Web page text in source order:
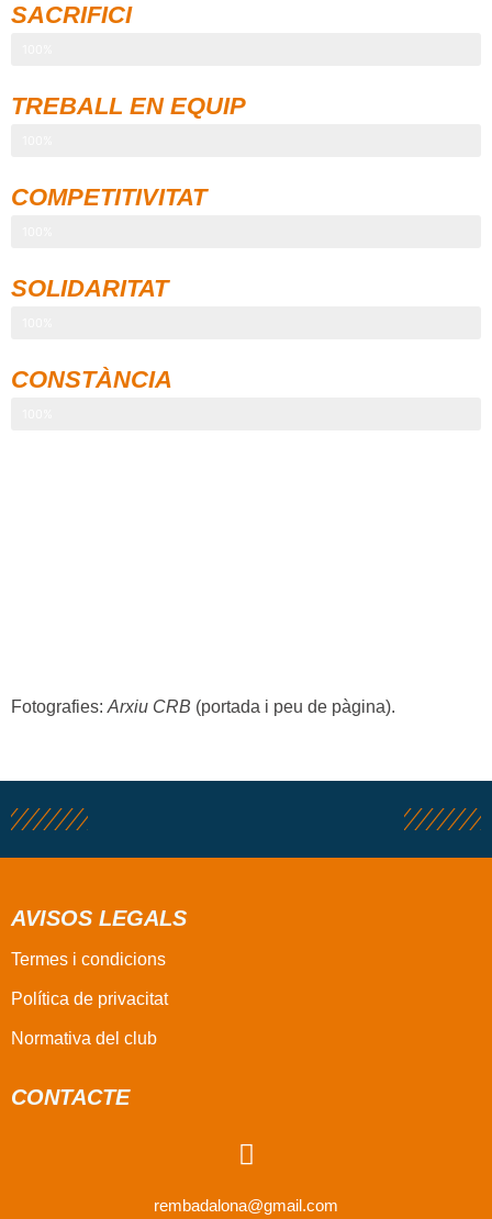
SACRIFICI
TREBALL EN EQUIP
COMPETITIVITAT
SOLIDARITAT
CONSTÀNCIA
Fotografies: Arxiu CRB (portada i peu de pàgina).
AVISOS LEGALS
Termes i condicions
Política de privacitat
Normativa del club
CONTACTE
rembadalona@gmail.com